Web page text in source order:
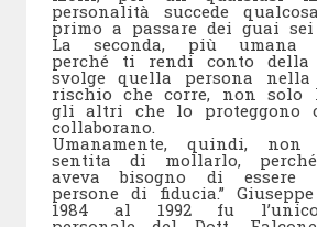
personalità succede
primo a passare dei guai
La seconda, più umana
perché ti rendi conto della
svolge quella persona
rischio che corre, non solo
gli altri che lo proteggono
collaborano.
Umanamente, quindi,
sentita di mollarlo,
aveva bisogno di essere
persone di fiducia.”
1984 al 1992 fu l’unico